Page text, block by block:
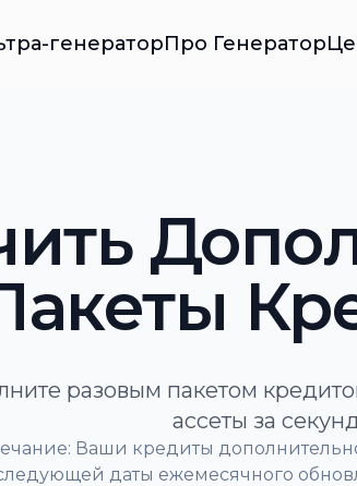
генераторПро Генератор
разовым пакетом
ассеты за
Ваши кредиты
даты ежемесячного